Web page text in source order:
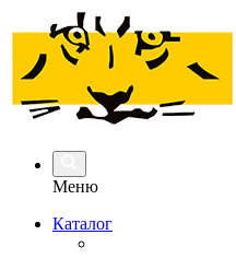
Меню
Каталог